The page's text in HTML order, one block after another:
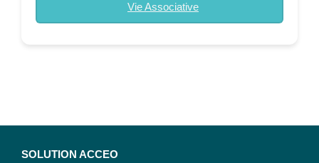
Vie Associative
SOLUTION ACCEO